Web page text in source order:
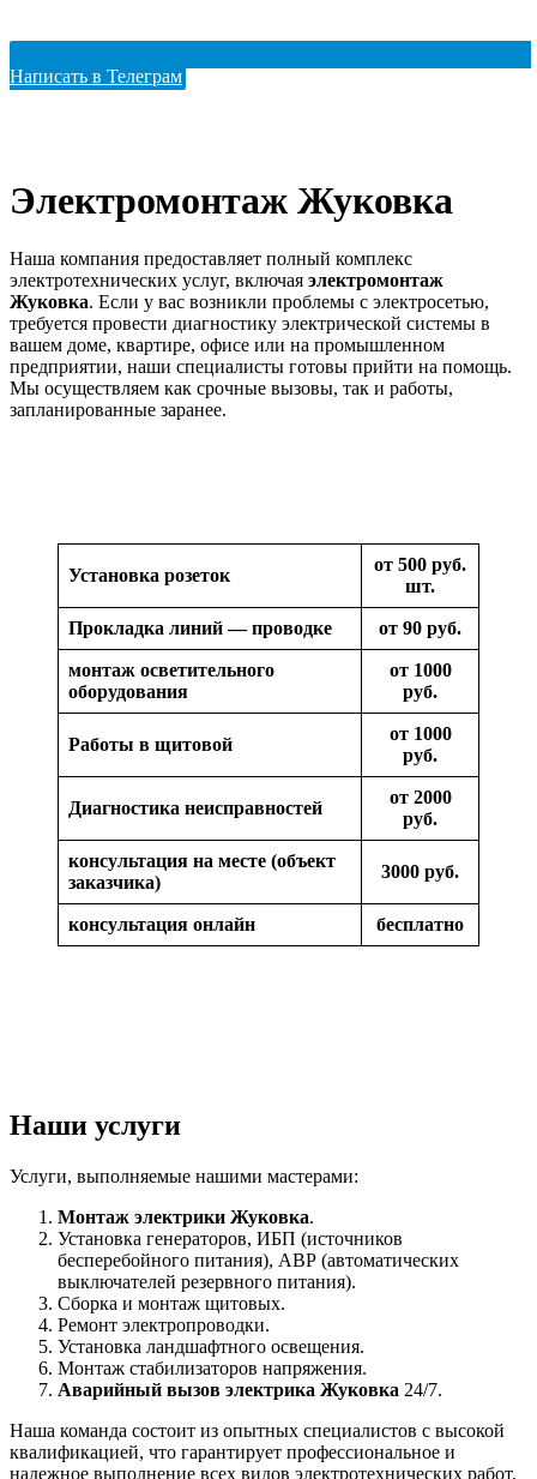
Написать в Телеграм
Электромонтаж Жуковка
Наша компания предоставляет полный комплекс
электротехнических услуг, включая электромонтаж
Жуковка. Если у вас возникли проблемы с электросетью,
требуется провести диагностику электрической системы в
вашем доме, квартире, офисе или на промышленном
предприятии, наши специалисты готовы прийти на помощь.
Мы осуществляем как срочные вызовы, так и работы,
запланированные заранее.
Установка розеток
от 500 руб.
шт.
Прокладка линий — проводке от 90 руб.
монтаж осветительного
оборудования
от 1000
руб.
Работы в щитовой
от 1000
руб.
Диагностика неисправностей
от 2000
руб.
консультация на месте (объект
заказчика)
3000 руб.
консультация онлайн бесплатно
Наши услуги
Услуги, выполняемые нашими мастерами:
Монтаж электрики Жуковка.
Установка генераторов, ИБП (источников
бесперебойного питания), АВР (автоматических
выключателей резервного питания).
Сборка и монтаж щитовых.
Ремонт электропроводки.
Установка ландшафтного освещения.
Монтаж стабилизаторов напряжения.
Аварийный вызов электрика Жуковка 24/7.
Наша команда состоит из опытных специалистов с высокой
квалификацией, что гарантирует профессиональное и
надежное выполнение всех видов электротехнических работ.